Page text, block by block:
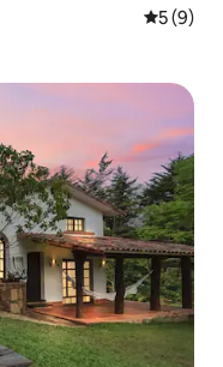
5 (9)